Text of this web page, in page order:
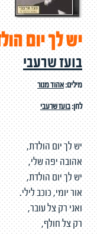
יש לך יום
בועז שרעבי
מילים:אהוד מנור
לחן:בועז שרעבי
יש לך יום הולדת,
אהובה יפה שלי,
יש לך יום הולדת,
אור יומי, כוכב לילי.
ואני רק צל עובר,
רק צל חולף,